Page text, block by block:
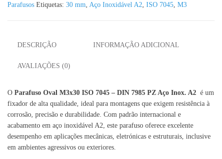
Parafusos Etiquetas: 30 mm Aço Inoxidável A2 ISO 7045 M3
DESCRIÇÃO INFORMAÇÃO ADICIONAL
AVALIAÇÕES (0)
O Parafuso Oval M3x30 ISO 7045 – DIN 7985 PZ Aço Inox. A2 é um
fixador de alta qualidade, ideal para montagens que exigem resistência à
corrosão, precisão e durabilidade. Com padrão internacional e
acabamento em aço inoxidável A2, este parafuso oferece excelente
desempenho em aplicações mecânicas, eletrónicas e estruturais, inclusive
em ambientes agressivos ou exteriores.